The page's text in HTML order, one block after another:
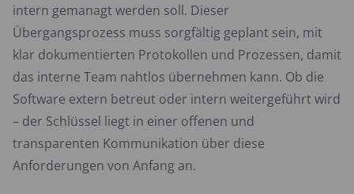
intern gemanagt werden soll. Dieser
Übergangsprozess muss sorgfältig geplant sein, mit
klar dokumentierten Protokollen und Prozessen, damit
das interne Team nahtlos übernehmen kann. Ob die
Software extern betreut oder intern weitergeführt wird
– der Schlüssel liegt in einer offenen und
transparenten Kommunikation über diese
Anforderungen von Anfang an.